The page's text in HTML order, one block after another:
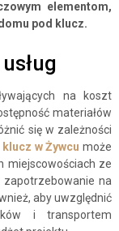
elementom,
pod klucz.
na koszt
materiałów
się w zależności
w Żywcu może
miejscowościach ze
na
aby uwzględnić
i transportem